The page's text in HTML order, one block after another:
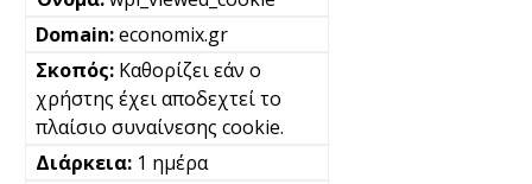
economix.gr
Καθορίζει εάν ο
χρήστης έχει αποδεχτεί το
πλαίσιο συναίνεσης cookie.
1 ημέρα